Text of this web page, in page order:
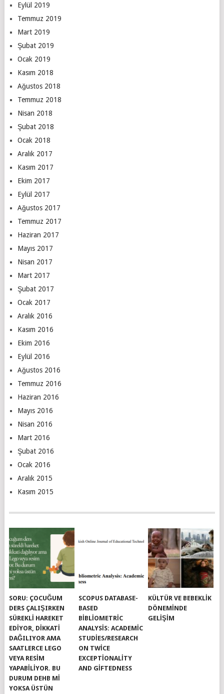
Eylül 2019
Temmuz 2019
Mart 2019
Şubat 2019
Ocak 2019
Kasım 2018
Ağustos 2018
Temmuz 2018
Nisan 2018
Şubat 2018
Ocak 2018
Aralık 2017
Kasım 2017
Ekim 2017
Eylül 2017
Ağustos 2017
Temmuz 2017
Haziran 2017
Mayıs 2017
Nisan 2017
Mart 2017
Şubat 2017
Ocak 2017
Aralık 2016
Kasım 2016
Ekim 2016
Eylül 2016
Ağustos 2016
Temmuz 2016
Haziran 2016
Mayıs 2016
Nisan 2016
Mart 2016
Şubat 2016
Ocak 2016
Aralık 2015
Kasım 2015
SORU: ÇOCUĞUM
DERS ÇALIŞIRKEN
SÜREKLI HAREKET
EDIYOR, DIKKATI
DAĞILIYOR AMA
SAATLERCE LEGO
VEYA RESIM
YAPABILIYOR. BU
DURUM DEHB MI
YOKSA ÜSTÜN
SCOPUS DATABASE-
BASED
BIBLIOMETRIC
ANALYSIS: ACADEMIC
STUDIES/RESEARCH
ON TWICE
EXCEPTIONALITY
AND GIFTEDNESS
KÜLTÜR VE BEBEKLIK
DÖNEMINDE
GELIŞIM